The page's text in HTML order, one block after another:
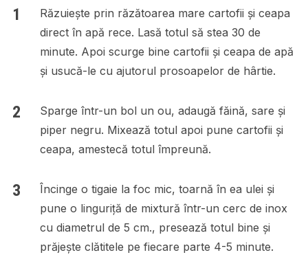
Răzuiește prin răzătoarea mare cartofii și ceapa
direct în apă rece. Lasă totul să stea 30 de
minute. Apoi scurge bine cartofii și ceapa de apă
și usucă-le cu ajutorul prosoapelor de hârtie.
Sparge într-un bol un ou, adaugă făină, sare și
piper negru. Mixează totul apoi pune cartofii și
ceapa, amestecă totul împreună.
Încinge o tigaie la foc mic, toarnă în ea ulei și
pune o linguriță de mixtură într-un cerc de inox
cu diametrul de 5 cm., presează totul bine și
prăjește clătitele pe fiecare parte 4-5 minute.